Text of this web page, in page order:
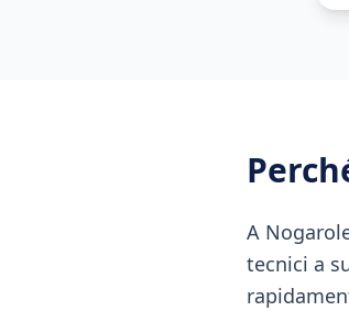
A
tecnici a